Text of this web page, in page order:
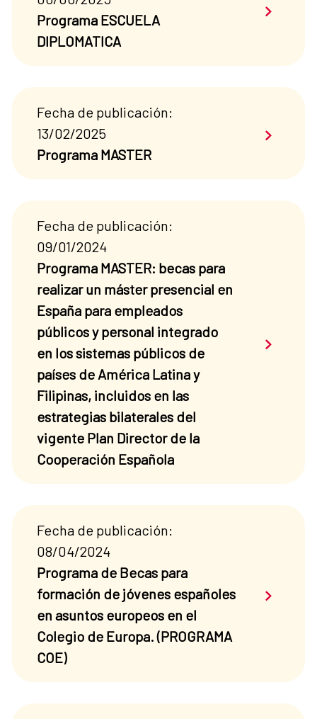
Programa ESCUELA
DIPLOMATICA
Saber
Fecha de publicación:
13/02/2025
Programa MASTER
Saber
Fecha de publicación:
09/01/2024
Programa MASTER: becas para
realizar un máster presencial en
España para empleados
públicos y personal integrado
en los sistemas públicos de
países de América Latina y
Filipinas, incluidos en las
estrategias bilaterales del
vigente Plan Director de la
Cooperación Española
Saber
Fecha de publicación:
08/04/2024
Programa de Becas para
formación de jóvenes españoles
en asuntos europeos en el
Colegio de Europa. (PROGRAMA
COE)
Saber